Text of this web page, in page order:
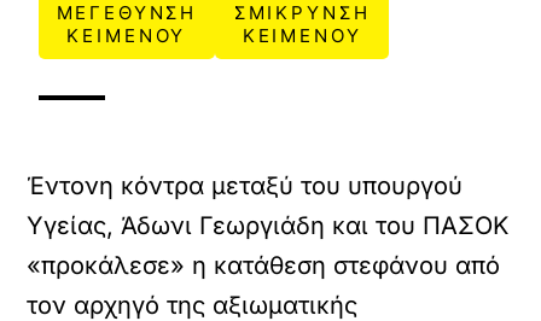
ΜΕΓΕΘΥΝΣΗ
ΚΕΙΜΕΝΟΥ
ΣΜΙΚΡΥΝΣΗ
ΚΕΙΜΕΝΟΥ
Έντονη κόντρα μεταξύ του υπουργού
Υγείας, Άδωνι Γεωργιάδη και του ΠΑΣΟΚ
«προκάλεσε» η κατάθεση στεφάνου από
τον αρχηγό της αξιωματικής